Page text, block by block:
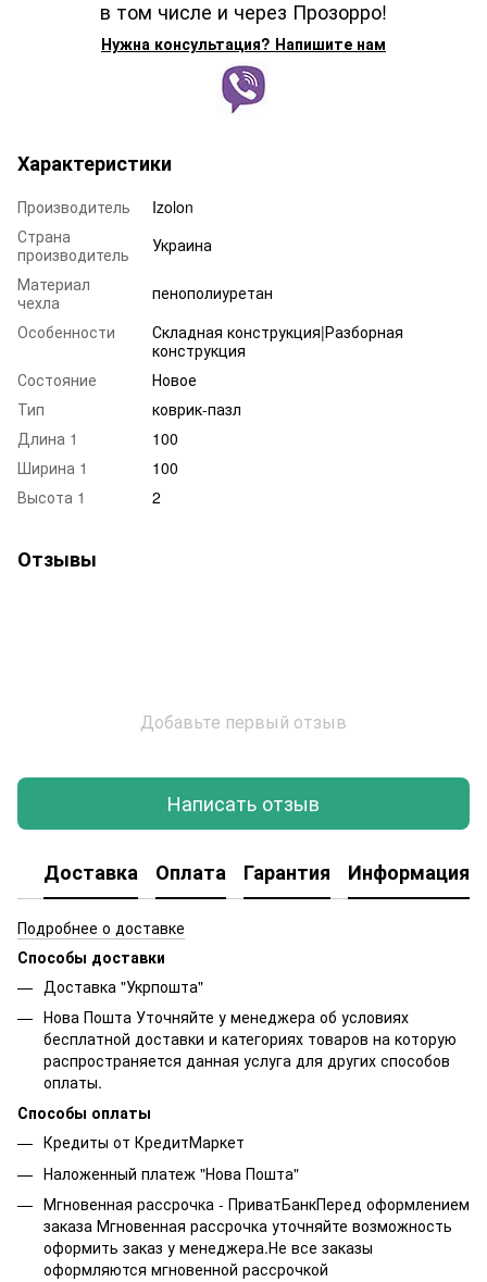
в том числе и через Прозорро!
Нужна консультация? Напишите нам
Характеристики
Производитель
Izolon
Страна
производитель
Украина
Материал
чехла
пенополиуретан
Особенности
Складная конструкция|Разборная
конструкция
Состояние
Новое
Тип
коврик-пазл
Длина 1
100
Ширина 1
100
Высота 1
2
Отзывы
Добавьте первый отзыв
Написать отзыв
Доставка Оплата Гарантия Информация
Подробнее о доставке
Способы доставки
Доставка "Укрпошта"
Нова Пошта Уточняйте у менеджера об условиях
бесплатной доставки и категориях товаров на которую
распространяется данная услуга для других способов
оплаты.
Способы оплаты
Кредиты от КредитМаркет
Наложенный платеж "Нова Пошта"
Мгновенная рассрочка - ПриватБанкПеред оформлением
заказа Мгновенная рассрочка уточняйте возможность
оформить заказ у менеджера.Не все заказы
оформляются мгновенной рассрочкой